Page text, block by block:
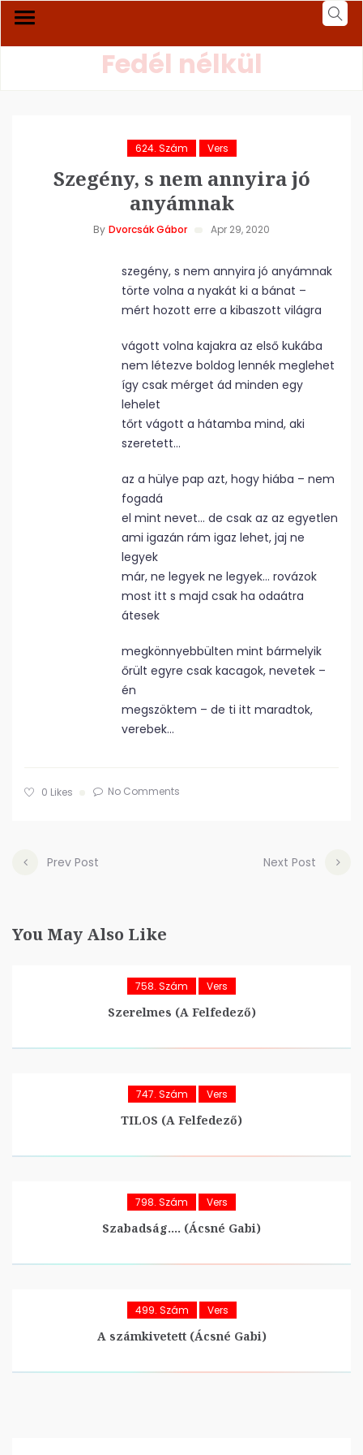
Fedél nélkül
624. Szám Vers
Szegény, s nem annyira jó
anyámnak
By Dvorcsák Gábor Apr 29, 2020
szegény, s nem annyira jó anyámnak
törte volna a nyakát ki a bánat –
mért hozott erre a kibaszott világra
vágott volna kajakra az első kukába
nem létezve boldog lennék meglehet
így csak mérget ád minden egy
lehelet
tőrt vágott a hátamba mind, aki
szeretett…
az a hülye pap azt, hogy hiába – nem
fogadá
el mint nevet… de csak az az egyetlen
ami igazán rám igaz lehet, jaj ne
legyek
már, ne legyek ne legyek… rovázok
most itt s majd csak ha odaátra
átesek
megkönnyebbülten mint bármelyik
őrült egyre csak kacagok, nevetek –
én
megszöktem – de ti itt maradtok,
verebek…
0 Likes No Comments
Prev Post Next Post
You May Also Like
758. Szám Vers
Szerelmes (A Felfedező)
747. Szám Vers
TILOS (A Felfedező)
798. Szám Vers
Szabadság…. (Ácsné Gabi)
499. Szám Vers
A számkivetett (Ácsné Gabi)